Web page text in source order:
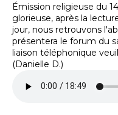
Émission religieuse du
glorieuse, après la
jour, nous retrouvons
présentera le forum du
liaison téléphonique
(Danielle D.)